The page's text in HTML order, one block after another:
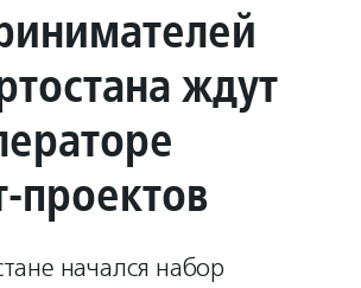
ждут
проектов
начался набор